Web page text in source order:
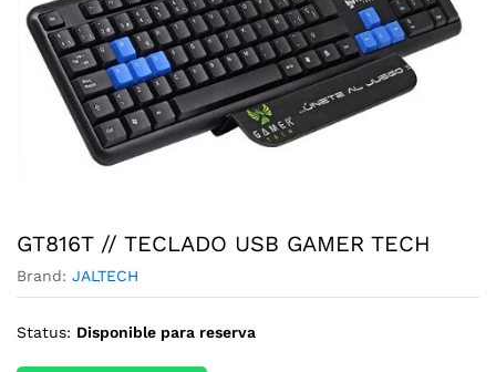
GT816T // TECLADO USB GAMER TECH
Brand: JALTECH
Status: Disponible para reserva